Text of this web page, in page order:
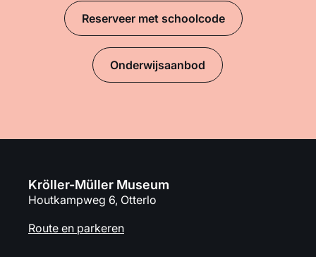
Reserveer met schoolcode
Onderwijsaanbod
Kröller-Müller Museum
Houtkampweg 6, Otterlo
Route en parkeren